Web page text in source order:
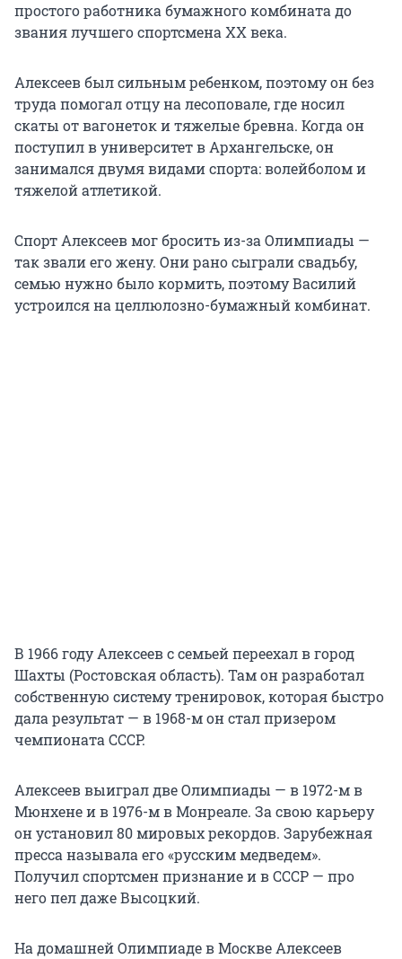
простого работника бумажного комбината до
звания лучшего спортсмена XX века.
Алексеев был сильным ребенком, поэтому он без
труда помогал отцу на лесоповале, где носил
скаты от вагонеток и тяжелые бревна. Когда он
поступил в университет в Архангельске, он
занимался двумя видами спорта: волейболом и
тяжелой атлетикой.
Спорт Алексеев мог бросить из-за Олимпиады —
так звали его жену. Они рано сыграли свадьбу,
семью нужно было кормить, поэтому Василий
устроился на целлюлозно-бумажный комбинат.
В 1966 году Алексеев с семьей переехал в город
Шахты (Ростовская область). Там он разработал
собственную систему тренировок, которая быстро
дала результат — в 1968-м он стал призером
чемпионата СССР.
Алексеев выиграл две Олимпиады — в 1972-м в
Мюнхене и в 1976-м в Монреале. За свою карьеру
он установил 80 мировых рекордов. Зарубежная
пресса называла его «русским медведем».
Получил спортсмен признание и в СССР — про
него пел даже Высоцкий.
На домашней Олимпиаде в Москве Алексеев